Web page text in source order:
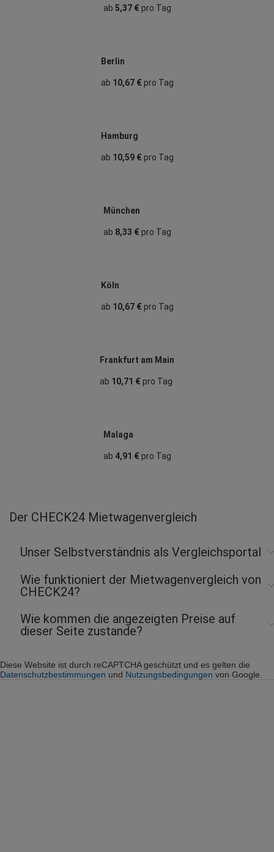
ab 5,37 €pro Tag
Berlin
ab 10,67 €pro Tag
Hamburg
ab 10,59 €pro Tag
München
ab 8,33 €pro Tag
Köln
ab 10,67 €pro Tag
Frankfurt am Main
ab 10,71 € pro Tag
Malaga
ab 4,91 €pro Tag
Der CHECK24 Mietwagenvergleich
Unser Selbstverständnis als Vergleichsportal
Wie funktioniert der Mietwagenvergleich von
CHECK24?
Wie kommen die angezeigten Preise auf
dieser Seite zustande?
Diese Website ist durch reCAPTCHA geschützt und es gelten die
Datenschutzbestimmungen und Nutzungsbedingungen von Google.